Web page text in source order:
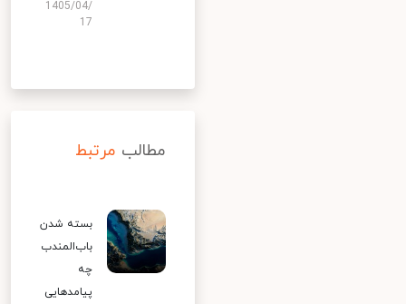
1405/04/
17
مطالب مرتبط
بسته شدن
باب‌المندب
چه
پیامدهایی